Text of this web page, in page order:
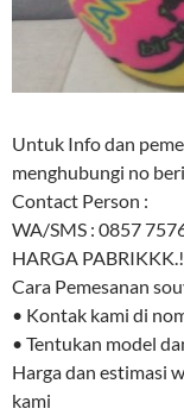
Untuk Info dan
menghubungi no
Contact Person :
WA/SMS : 0857
HARGA
Cara Pemesanan
• Kontak kami di
• Tentukan model
Harga dan estimasi
kami